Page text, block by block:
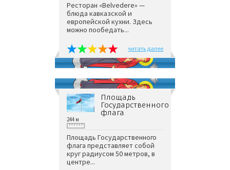
Ресторан «Belvedere» —
блюда кавказской и
европейской кухни. Здесь
можно пообедать...
читать далее
Площадь
Государственного
флага
244 м
Площадь Государственного
флага представляет собой
круг радиусом 50 метров, в
центре...